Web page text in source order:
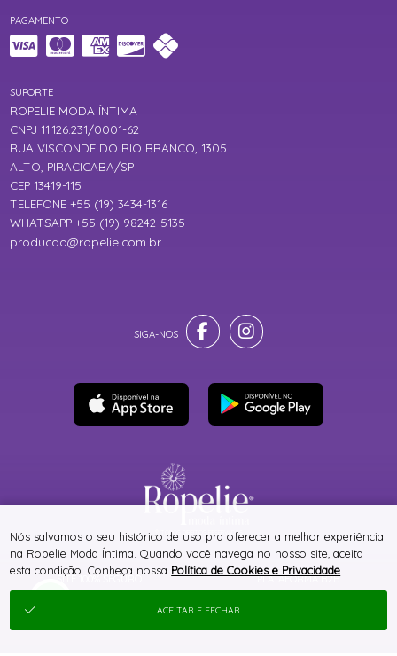
PAGAMENTO
SITE 100% SEGURO PLATAFORMA B2B
SUPORTE
ROPELIE MODA ÍNTIMA
CNPJ 11.126.231/0001-62
RUA VISCONDE DO RIO BRANCO, 1305
ALTO, PIRACICABA/SP
CEP 13419-115
TELEFONE +55 (19) 3434-1316
WHATSAPP +55 (19) 98242-5135
producao@ropelie.com.br
® TODOS DIREITOS RESERVADOS
Nós salvamos o seu histórico de uso pra oferecer a melhor experiência
na Ropelie Moda Íntima. Quando você navega no nosso site, aceita
esta condição. Conheça nossa Política de Cookies e Privacidade
ACEITAR E FECHAR